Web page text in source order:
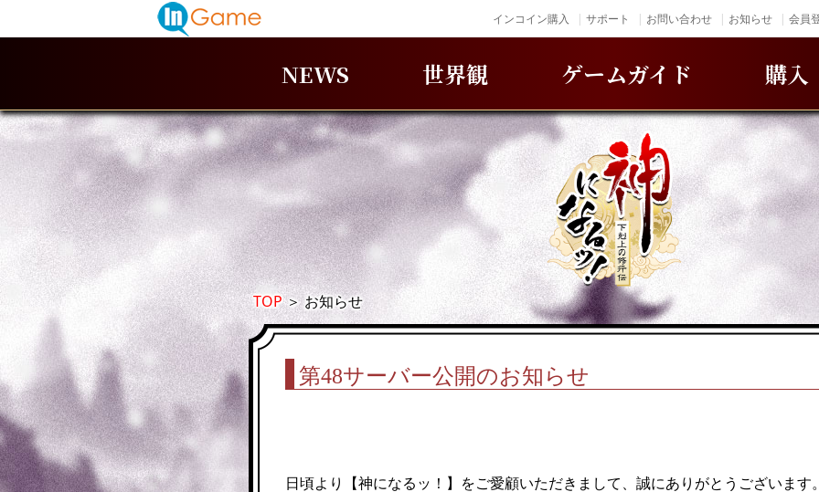
インコイン購入 サポート お問い合わせ お知らせ 会員
NEWS 世界観 ゲームガイド 購入
TOP＞お知らせ
第48サーバー公開のお知らせ
日頃より【神になるッ！】をご愛顧いただきまして、誠にありがとうございます